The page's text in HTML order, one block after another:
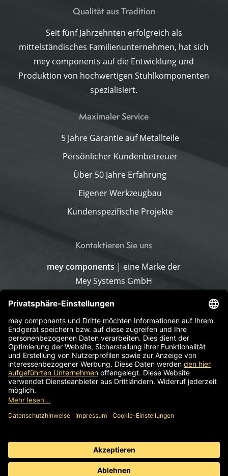
Qualität aus Tradition
Seit fünf Jahrzehnten erfolgreich als
mittelständisches Familienunternehmen, hat sich
mey components auf die Entwicklung und
Produktion von hochwertigen Stuhlkomponenten
spezialisiert.
Maximaler Service
5 Jahre Garantie auf Metallteile
Persönlicher Kundenbetreuer
Über 50 Jahre Erfahrung
Eigener Werkzeugbau
Kundenspezifische Projekte
Kontaktieren Sie uns
mey components | eine Marke der
Mey Systems GmbH
96145 Sesslach-Merlach
Deutschland
Telefon+499567 9226-0
E-Mail schreiben